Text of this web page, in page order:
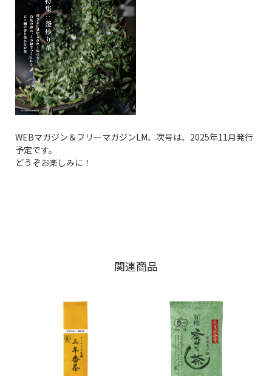
WEBマガジン＆フリーマガジンLM、次号は、2025年11月発行
予定です。
どうぞお楽しみに！
関連商品